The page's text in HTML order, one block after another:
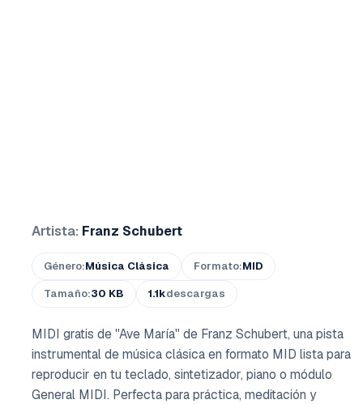
Artista: Franz Schubert
Género:Música Clásica Formato:MID
Tamaño:30 KB 1.1kdescargas
MIDI gratis de "Ave María" de Franz Schubert, una pista
instrumental de música clásica en formato MID lista para
reproducir en tu teclado, sintetizador, piano o módulo
General MIDI. Perfecta para práctica, meditación y